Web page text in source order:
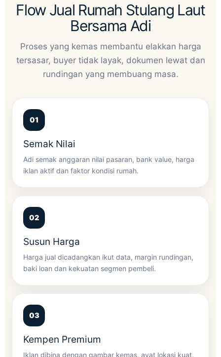
Flow Jual Rumah Stulang Laut
Bersama Adi
Proses yang kemas membantu elakkan harga
tersasar, buyer tidak layak, dokumen lewat dan
rundingan yang membuang masa.
Semak Nilai
Adi semak anggaran nilai pasaran, bank value, harga
iklan aktif dan faktor kondisi rumah.
Susun Harga
Harga jual dicadangkan ikut data, margin rundingan,
baki loan dan kekuatan segmen pembeli.
Kempen Premium
Iklan dibina dengan gambar kemas, ayat lokasi kuat,